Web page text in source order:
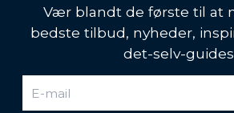
Vær blandt de første til at
bedste tilbud, nyheder,
det-selv-